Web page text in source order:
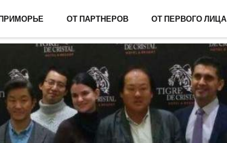
ОТ ПАРТНЕРОВ ОТ ПЕРВОГО ЛИЦА